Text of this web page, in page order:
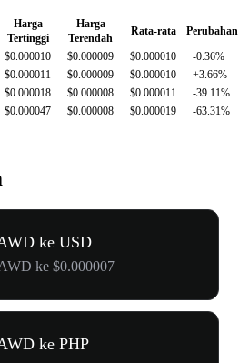
Harga
Tertinggi
Harga
Terendah
Rata-rata
Perubahan
$0.000010 $0.000009 $0.000010
-0.36%
$0.000011 $0.000009 $0.000010
+3.66%
$0.000018 $0.000008 $0.000011
-39.11%
$0.000047 $0.000008 $0.000019 -63.31%
ke USD
ke $0.000007
ke PHP